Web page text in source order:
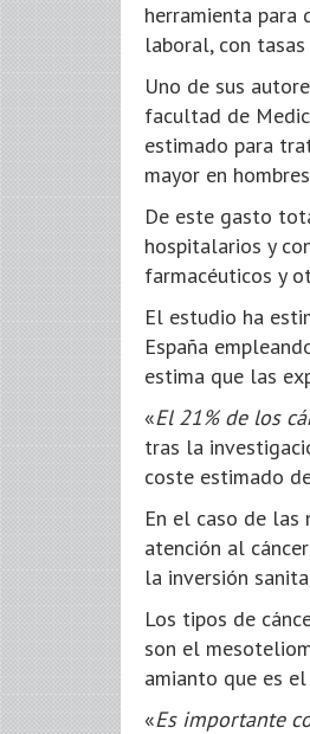
herramienta para
laboral, con
Uno de sus
facultad de
estimado para
mayor en
De este gasto
hospitalarios y
farmacéuticos y
El estudio ha
España
estima que las
«El 21% de los
tras la
coste estimado
En el caso de las
atención al
la inversión
Los tipos de
son el
amianto que es
«Es importante